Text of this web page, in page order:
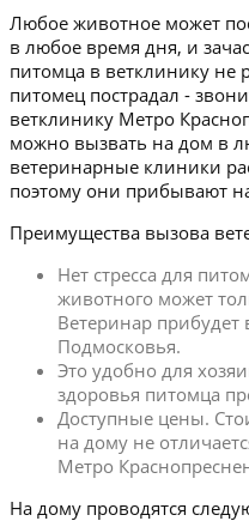
Любое животное может
в любое время дня, и
питомца в ветклинику не
питомец пострадал -
ветклинику Метро
можно вызвать на дом в
ветеринарные клиники
поэтому они прибывают
Преимущества вызова
Нет стресса для
животного может
Ветеринар
Подмосковья.
Это удобно для
здоровья питомца
Доступные цены.
на дому не
Метро
На дому проводятся